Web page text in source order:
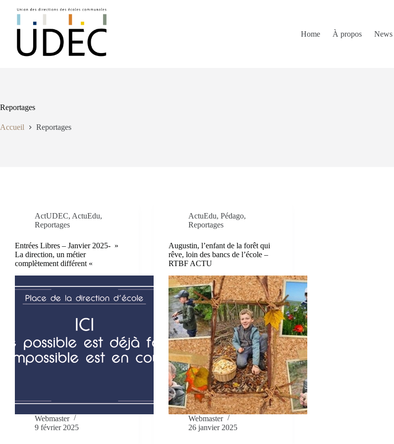
Home
À propos News
Reportages
Accueil Reportages
ActUDEC, ActuEdu,
Reportages
Entrées Libres – Janvier 2025- »
La direction, un métier
complètement différent «
Webmaster
9 février 2025
ActuEdu, Pédago,
Reportages
Augustin, l’enfant de la forêt qui
rêve, loin des bancs de l’école –
RTBF ACTU
Webmaster
26 janvier 2025